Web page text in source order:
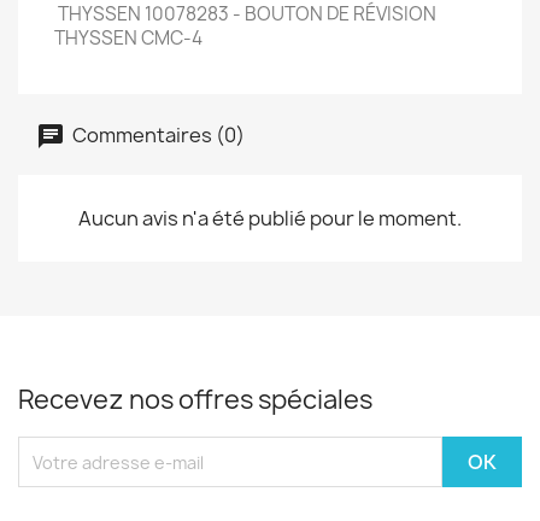
THYSSEN 10078283 - BOUTON DE RÉVISION
THYSSEN CMC-4
Commentaires (0)
Aucun avis n'a été publié pour le moment.
Recevez nos offres spéciales